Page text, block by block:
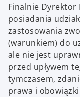
Finalnie Dyrektor
posiadania
zastosowania
(warunkiem) do
ale nie jest
przed upływem
tymczasem,
prawa i